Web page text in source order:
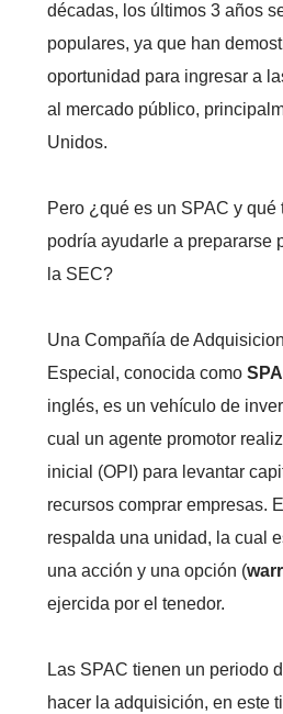
décadas, los últimos 3 años
populares, ya que han
oportunidad para ingresar a
al mercado público,
Unidos.
Pero ¿qué es un SPAC y qué
podría ayudarle a prepararse
la SEC?
Una Compañía de
Especial, conocida como
inglés, es un vehículo de
cual un agente promotor
inicial (OPI) para levantar
recursos comprar empresas.
respalda una unidad, la cual
una acción y una opción (
ejercida por el tenedor.
Las SPAC tienen un periodo
hacer la adquisición, en este